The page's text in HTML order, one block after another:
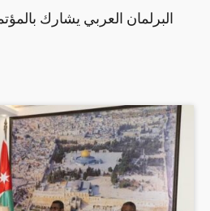
البرلمان العربي يشارك